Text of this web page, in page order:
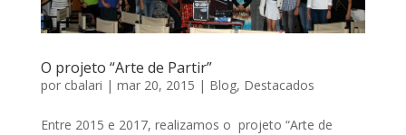
O projeto “Arte de Partir”
por cbalari | mar 20, 2015 | Blog, Destacados
Entre 2015 e 2017, realizamos o projeto “Arte de